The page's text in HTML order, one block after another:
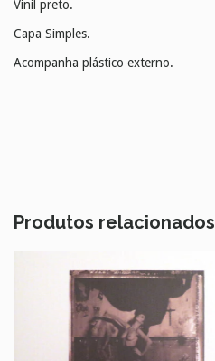
Vinil preto.
Capa Simples.
Acompanha plástico externo.
Produtos relacionados